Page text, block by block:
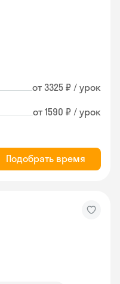
от 3325 ₽ / урок
от 1590 ₽ / урок
Подобрать время